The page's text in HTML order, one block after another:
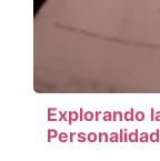
Explorando